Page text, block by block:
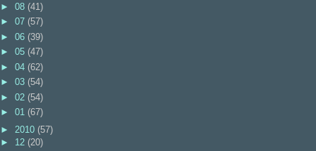
► 08 (41)
► 07 (57)
► 06 (39)
► 05 (47)
► 04 (62)
► 03 (54)
► 02 (54)
► 01 (67)
► 2010 (57)
► 12 (20)